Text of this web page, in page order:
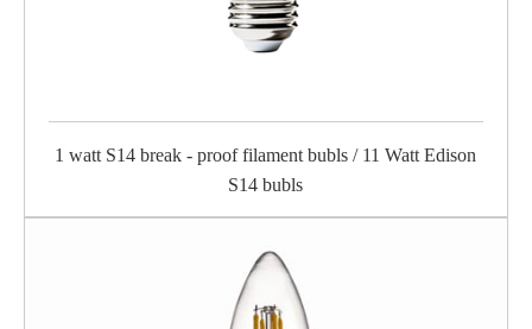
1 watt S14 break - proof filament bubls / 11 Watt Edison
S14 bubls